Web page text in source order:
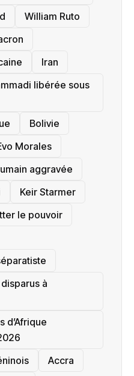
William Ruto
‎Iran
libérée sous
‎Bolivie
Morales
aggravée
Keir Starmer
le pouvoir
à
d’Afrique
Accra